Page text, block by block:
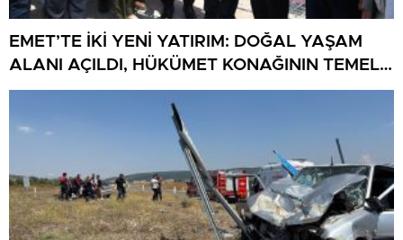
EMET’TE İKİ YENİ YATIRIM: DOĞAL YAŞAM
ALANI AÇILDI, HÜKÜMET KONAĞININ TEMELİ
ATILDI